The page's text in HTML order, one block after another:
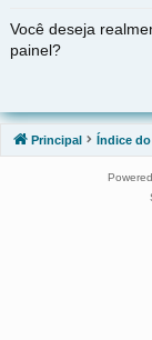
os
Você deseja
painel?
Principal Índice